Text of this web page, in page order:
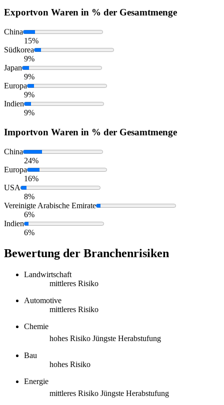
Exportvon Waren in % der Gesamtmenge
China
15%
Südkorea
9%
Japan
9%
Europa
9%
Indien
9%
Importvon Waren in % der Gesamtmenge
China
24%
Europa
16%
USA
8%
Vereinigte Arabische Emirate
6%
Indien
6%
Bewertung der Branchenrisiken
Landwirtschaft
mittleres Risiko
Automotive
mittleres Risiko
Chemie
hohes Risiko Jüngste Herabstufung
Bau
hohes Risiko
Energie
mittleres Risiko Jüngste Herabstufung